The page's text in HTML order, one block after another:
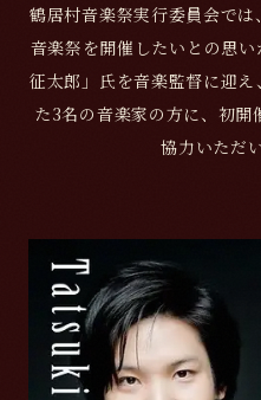
鶴居村音楽祭実行委員会で
音楽祭を開催したいとの思
征太郎」氏を音楽監督に迎
た3名の音楽家の方に、初開
協力いただ